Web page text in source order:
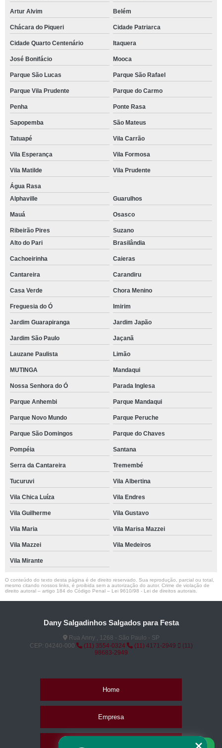
Artur Alvim Belém
Chácara do Piqueri Cidade Patriarca
Cidade Quarto Centenário Itaquera
José Bonifácio Mooca
Parque São Lucas Parque São Rafael
Parque Vila Prudente Parque do Carmo
Penha Ponte Rasa
Sapopemba São Mateus
Tatuapé Vila Carrão
Vila Esperança Vila Formosa
Vila Matilde Vila Prudente
Água Rasa
Alphaville
Guarulhos
Mauá Osasco
Ribeirão Pires
Suzano
Alto do Pari
Brasilândia
Cachoeirinha Caieras
Cantareira Carandiru
Casa Verde Chora Menino
Freguesia do Ó Imirim
Jardim Guarapiranga Jardim Japão
Jardim São Paulo Jaçanã
Lauzane Paulista Limão
MUTINGA Mandaqui
Nossa Senhora do Ó Parada Inglesa
Parque Anhembi Parque Mandaqui
Parque Novo Mundo Parque Peruche
Parque São Domingos Parque do Chaves
Pompéia Santana
Serra da Cantareira Tremembé
Tucuruvi Vila Albertina
Vila Chica Luíza Vila Endres
Vila Guilherme Vila Gustavo
Vila Maria Vila Marisa Mazzei
Vila Mazzei Vila Medeiros
Vila Mirante
O conteúdo do texto desta página é de direito reservado. Sua reprodução, parcial ou total,
mesmo citando nossos links, é proibida sem a autorização do autor. Crime de violação de
direito autoral – artigo 184 do Código Penal – Lei 9610/98 - Lei de direitos autorais
Dany Salgadinhos Salgados para Festa
Rua Anny , 1268 - São Paulo - SP
CEP: 04240-000
(11) 3554-0324 (11) 4171-2949
(11)
98683-2949
Home
Empresa